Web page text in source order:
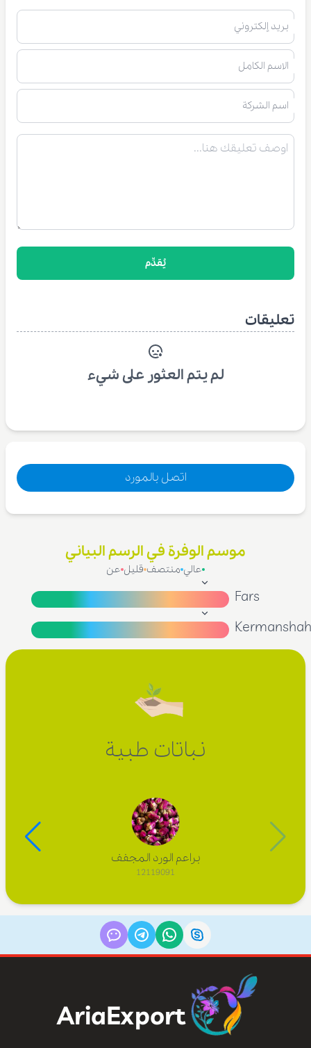
بريد إلكتروني
الاسم الكامل
اسم الشركة
يُقدِّم
تعليقات
لم يتم العثور على شيء
اتصل بالمورد
موسم الوفرة في الرسم البياني
عالي منتصف قليل عن
Fars
نباتات طبية
براعم الورد المجفف
12119091
AriaExport